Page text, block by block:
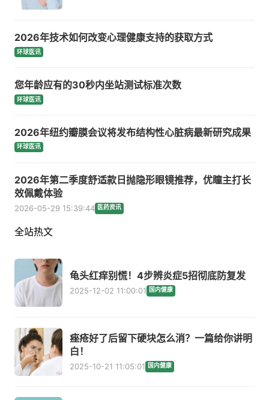
2026年技术如何改变心理健康支持的获取方式
环球医讯
您年龄应有的30秒内坐站测试标准次数
环球医讯
2026年纽约瓣膜会议将发布结构性心脏病最新研究成果
环球医讯
2026年第二季度舒适款日抛隐形眼镜推荐，优瞳主打长
效佩戴体验
2026-05-29 15:39:44 医药资讯
全站热文
龟头红痒别慌！4步辨炎症5招彻底防复发
2025-12-02 11:00:01 国内健康
痤疮好了后留下硬块怎么消？一篇给你讲明
白！
2025-10-21 11:05:01 国内健康